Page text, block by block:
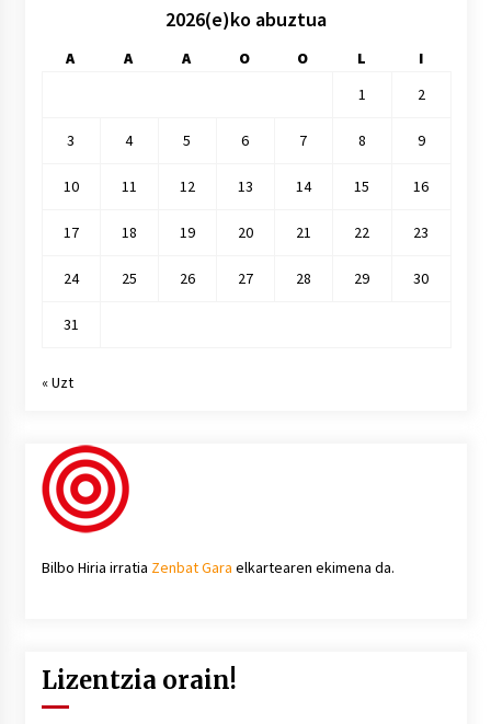
2026(e)ko abuztua
A A A O O L
I
1
2
3 4 5 6 7 8 9
10 11 12 13 14 15 16
17 18 19 20 21 22 23
24 25 26 27 28 29 30
31
« Uzt
Bilbo Hiria irratia Zenbat Gara elkartearen ekimena da.
Lizentzia orain!